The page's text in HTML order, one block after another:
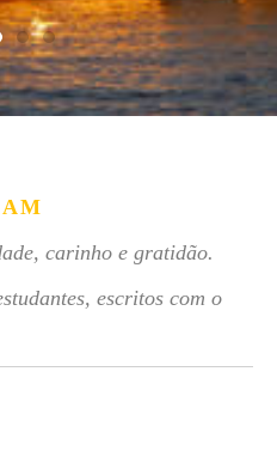
carinho e gratidão.
escritos com o